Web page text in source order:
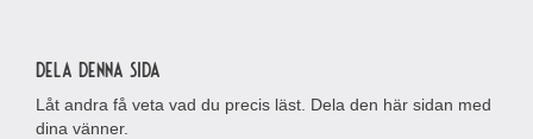
Dela denna sida
Låt andra få veta vad du precis läst. Dela den här sidan med
dina vänner.